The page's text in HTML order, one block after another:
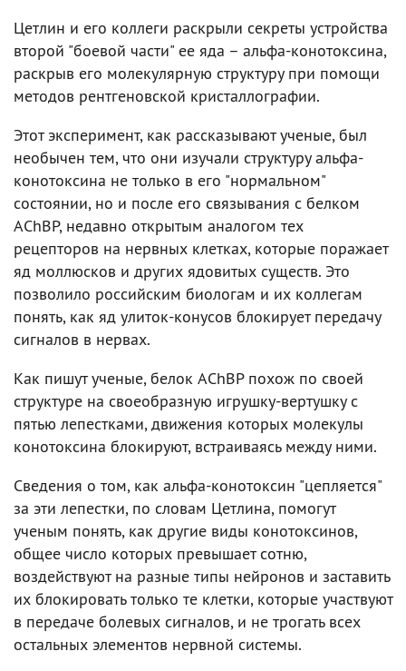
Цетлин и его коллеги раскрыли секреты устройства
второй "боевой части" ее яда – альфа-конотоксина,
раскрыв его молекулярную структуру при помощи
методов рентгеновской кристаллографии.
Этот эксперимент, как рассказывают ученые, был
необычен тем, что они изучали структуру альфа-
конотоксина не только в его "нормальном"
состоянии, но и после его связывания с белком
AChBP, недавно открытым аналогом тех
рецепторов на нервных клетках, которые поражает
яд моллюсков и других ядовитых существ. Это
позволило российским биологам и их коллегам
понять, как яд улиток-конусов блокирует передачу
сигналов в нервах.
Как пишут ученые, белок AChBP похож по своей
структуре на своеобразную игрушку-вертушку с
пятью лепестками, движения которых молекулы
конотоксина блокируют, встраиваясь между ними.
Сведения о том, как альфа-конотоксин "цепляется"
за эти лепестки, по словам Цетлина, помогут
ученым понять, как другие виды конотоксинов,
общее число которых превышает сотню,
воздействуют на разные типы нейронов и заставить
их блокировать только те клетки, которые участвуют
в передаче болевых сигналов, и не трогать всех
остальных элементов нервной системы.